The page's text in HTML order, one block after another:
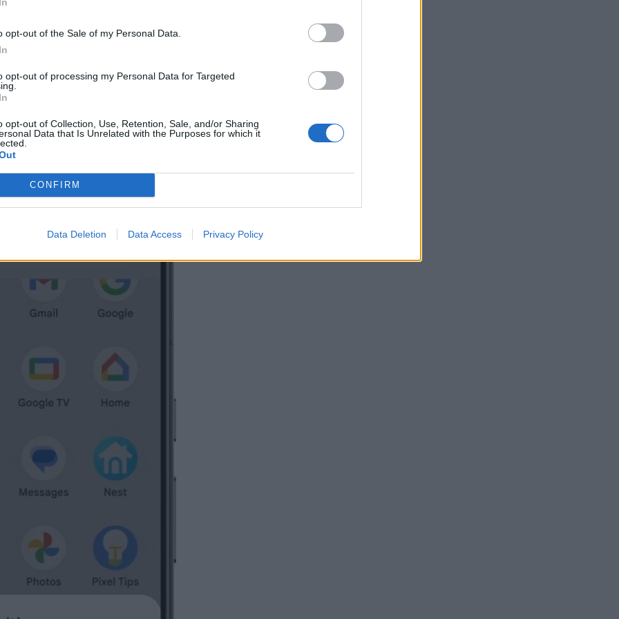
opt-out of the Sale of my Personal Data.
opt-out of processing my Personal Data for Targeted
opt-out of Collection, Use, Retention, Sale, and/or Sharing
Data that Is Unrelated with the Purposes for which it
CONFIRM
Data Deletion Data Access Privacy Policy
κλοπής (Theft detection)
γυροσκοπίου και ενός επιταχυνσιόμετρου, ότι
κλειδώνει τα δεδομένα ώστε να μην μπορεί
μπορεί να βοηθήσει στην αύξηση των